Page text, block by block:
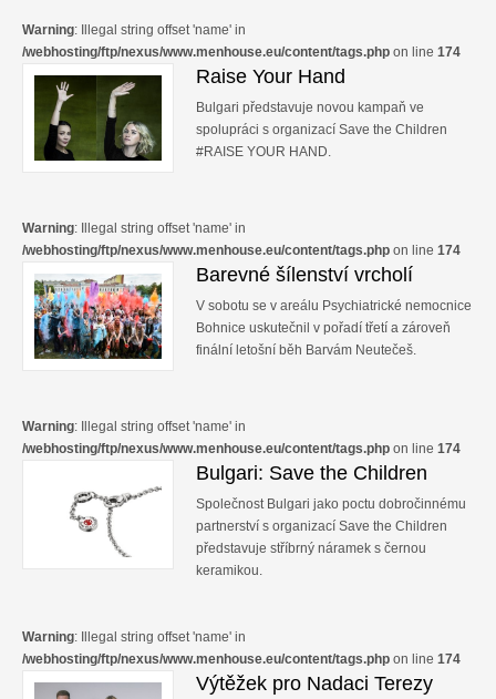
Warning: Illegal string offset 'name' in
/webhosting/ftp/nexus/www.menhouse.eu/content/tags.php on line 174
Raise Your Hand
Bulgari představuje novou kampaň ve
spolupráci s organizací Save the Children
#RAISE YOUR HAND.
Warning: Illegal string offset 'name' in
/webhosting/ftp/nexus/www.menhouse.eu/content/tags.php on line 174
Barevné šílenství vrcholí
V sobotu se v areálu Psychiatrické nemocnice
Bohnice uskutečnil v pořadí třetí a zároveň
finální letošní běh Barvám Neutečeš.
Warning: Illegal string offset 'name' in
/webhosting/ftp/nexus/www.menhouse.eu/content/tags.php on line 174
Bulgari: Save the Children
Společnost Bulgari jako poctu dobročinnému
partnerství s organizací Save the Children
představuje stříbrný náramek s černou
keramikou.
Warning: Illegal string offset 'name' in
/webhosting/ftp/nexus/www.menhouse.eu/content/tags.php on line 174
Výtěžek pro Nadaci Terezy